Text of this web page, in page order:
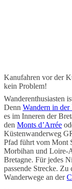
Kanufahren vor der
kein Problem!
Wanderenthusiasten
Denn Wandern in der
es im Inneren der
den Monts d’Arrée
Küstenwanderweg
Pfad führt vom Mont
Morbihan und Loire-
Bretagne. Für jedes
passende Strecke. Zu
Wanderwege an der